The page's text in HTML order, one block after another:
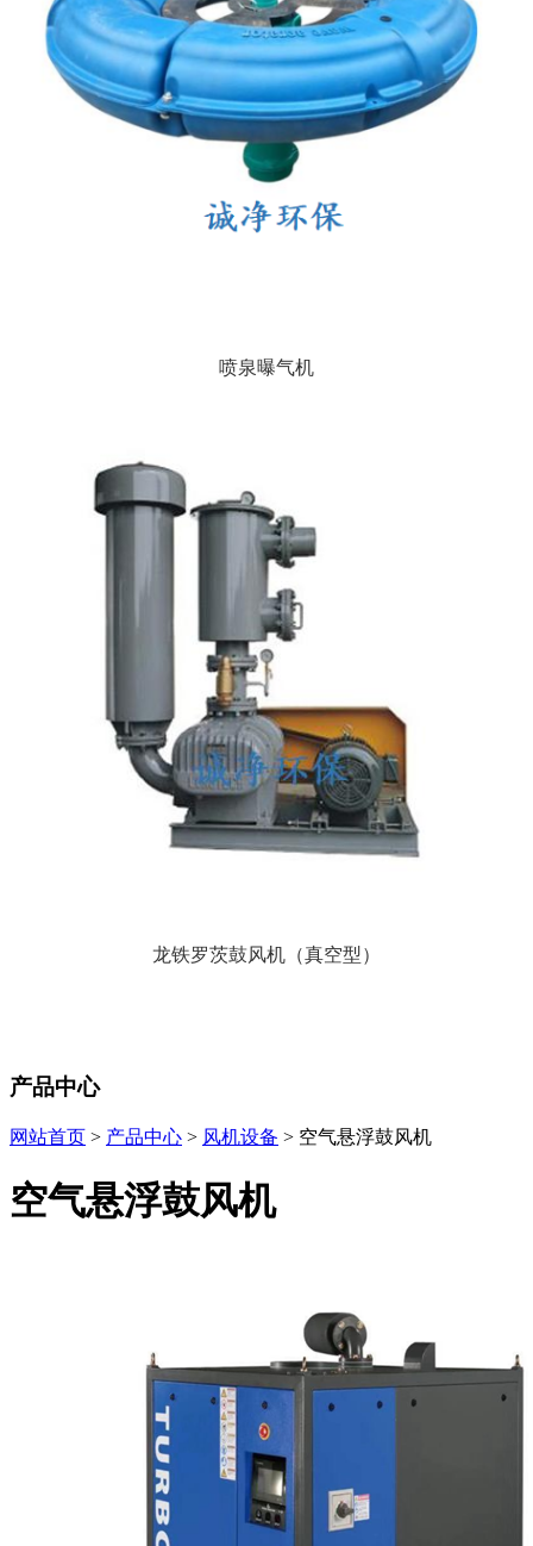
喷泉曝气机
龙铁罗茨鼓风机（真空型）
产品中心
网站首页 > 产品中心 > 风机设备 > 空气悬浮鼓风机
空气悬浮鼓风机